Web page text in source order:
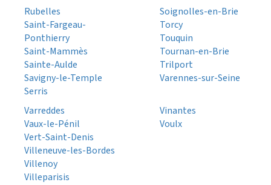
Rubelles
Saint-Fargeau-
Ponthierry
Saint-Mammès
Sainte-Aulde
Savigny-le-Temple
Serris
Soignolles-en-Brie
Torcy
Touquin
Tournan-en-Brie
Trilport
Varennes-sur-Seine
Varreddes
Vaux-le-Pénil
Vert-Saint-Denis
Villeneuve-les-Bordes
Villenoy
Villeparisis
Vinantes
Voulx